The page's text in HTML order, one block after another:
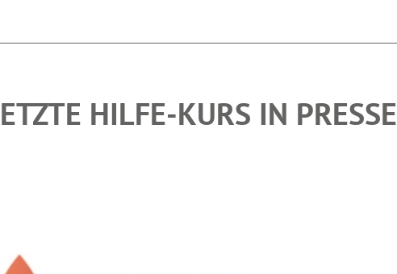
HILFE-KURS IN PRESSE